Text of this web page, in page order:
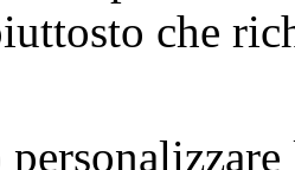
che